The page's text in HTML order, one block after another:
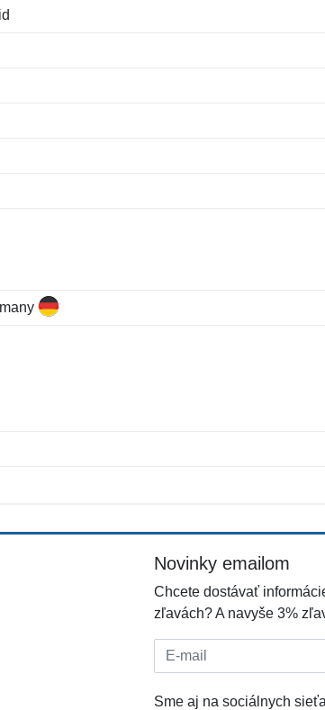
Novinky emailom
Chcete dostávať
zľavách? A navyše 3%
E-mail:
Sme aj na sociálnych